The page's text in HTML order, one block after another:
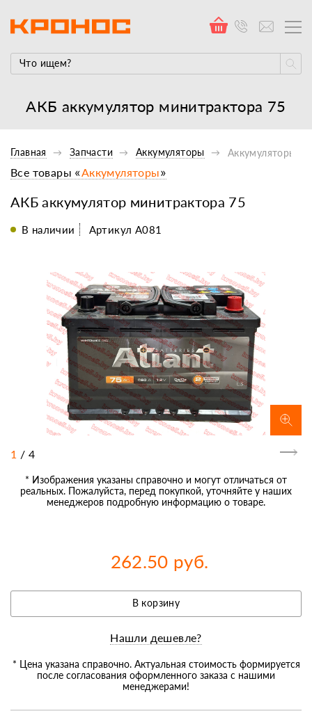
АКБ аккумулятор минитрактора 75
Главная Запчасти Аккумуляторы Аккумуляторы
АКБ аккумулятор минитрактора 75
Все товары «Аккумуляторы»
В наличии Артикул А081
1 / 4
* Изображения указаны справочно и могут отличаться от
реальных. Пожалуйста, перед покупкой, уточняйте у наших
менеджеров подробную информацию о товаре.
262.50 руб.
В корзину
Нашли дешевле?
* Цена указана справочно. Актуальная стоимость формируется
после согласования оформленного заказа с нашими
менеджерами!